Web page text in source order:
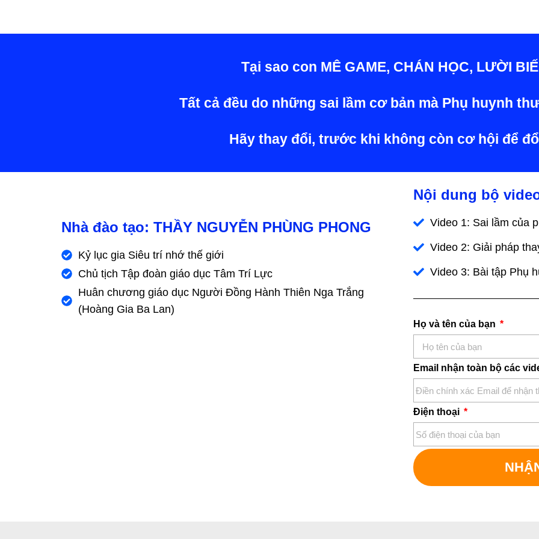
Tại sao con MÊ GAME, CHÁN HỌC, LƯỜI
Tất cả đều do những sai lầm cơ bản mà Phụ huynh
Hãy thay đổi, trước khi không còn cơ hội để
Nhà đào tạo: THẦY NGUYỄN PHÙNG PHONG
Kỷ lục gia Siêu trí nhớ thế giới
Chủ tịch Tập đoàn giáo dục Tâm Trí Lực
Huân chương giáo dục Người Đồng Hành Thiên Nga Trắng
(Hoàng Gia Ba Lan)
Nội dung bộ
Video 1: Sai lầm của
Video 2: Giải pháp
Video 3: Bài tập Phụ
Họ và tên của bạn
Email nhận toàn bộ các
Điện thoại